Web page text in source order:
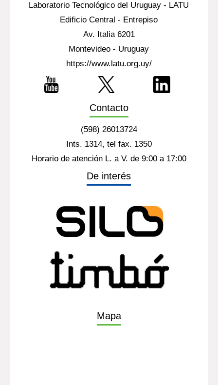
Laboratorio Tecnológico del Uruguay - LATU
Edificio Central - Entrepiso
Av. Italia 6201
Montevideo - Uruguay
https://www.latu.org.uy/
Contacto
(598) 26013724
Ints. 1314, tel fax. 1350
Horario de atención L. a V. de 9:00 a 17:00
De interés
Mapa